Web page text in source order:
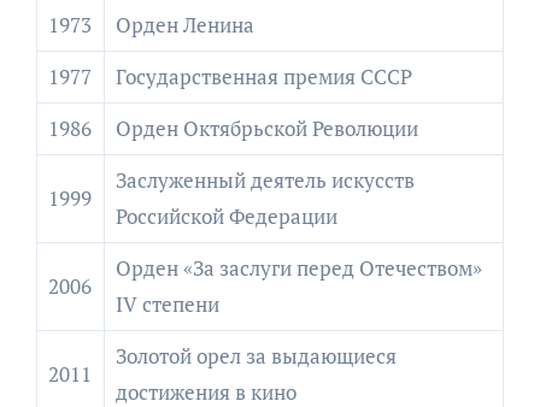
1973
Орден Ленина
1977
Государственная премия СССР
1986
Орден Октябрьской Революции
1999
Заслуженный деятель искусств
Российской Федерации
2006
Орден «За заслуги перед Отечеством»
IV степени
2011
Золотой орел за выдающиеся
достижения в кино